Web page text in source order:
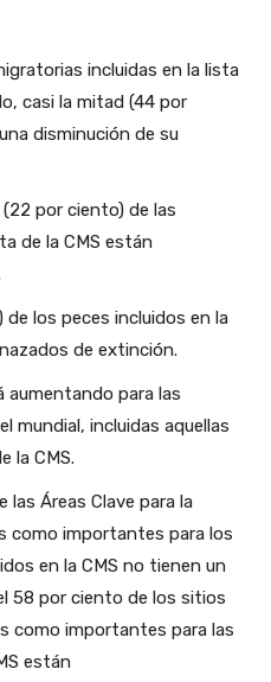
incluidas en la lista
casi la mitad (44 por
disminución de su
por ciento) de las
de la CMS están
los peces incluidos en la
de extinción.
aumentando para las
mundial, incluidas aquellas
la CMS.
las Áreas Clave para la
como importantes para los
en la CMS no tienen un
58 por ciento de los sitios
como importantes para las
están